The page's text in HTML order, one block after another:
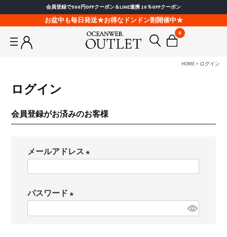
会員登録で500円OFFクーポン＆LINE連携 10％OFFクーポン
お盆中も毎日発送★お得なドンドン割開催中★
0
HOME ログイン
ログイン
会員登録がお済みのお客様
メールアドレス
須
パスワード